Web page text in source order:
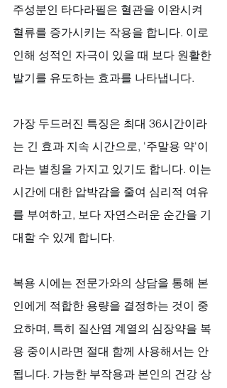
주성분인 타다라필은 혈관을 이완시켜
혈류를 증가시키는 작용을 합니다. 이로
인해 성적인 자극이 있을 때 보다 원활한
발기를 유도하는 효과를 나타냅니다.
가장 두드러진 특징은 최대 36시간이라
는 긴 효과 지속 시간으로, '주말용 약'이
라는 별칭을 가지고 있기도 합니다. 이는
시간에 대한 압박감을 줄여 심리적 여유
를 부여하고, 보다 자연스러운 순간을 기
대할 수 있게 합니다.
복용 시에는 전문가와의 상담을 통해 본
인에게 적합한 용량을 결정하는 것이 중
요하며, 특히 질산염 계열의 심장약을 복
용 중이시라면 절대 함께 사용해서는 안
됩니다. 가능한 부작용과 본인의 건강 상